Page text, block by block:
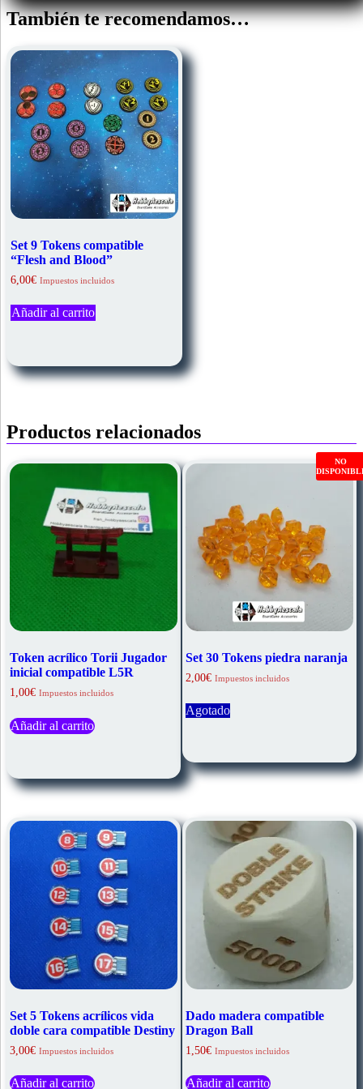
También te recomendamos…
Set 9 Tokens compatible
“Flesh and Blood”
6,00€ Impuestos incluidos
Añadir al carrito
Productos relacionados
Token acrílico Torii Jugador
inicial compatible L5R
1,00€ Impuestos incluidos
Añadir al carrito
NO
Set 30 Tokens piedra naranja
2,00€ Impuestos incluidos
Agotado
Set 5 Tokens acrílicos vida
doble cara compatible Destiny
3,00€ Impuestos incluidos
Añadir al carrito
Dado madera compatible
Dragon Ball
1,50€ Impuestos incluidos
Añadir al carrito